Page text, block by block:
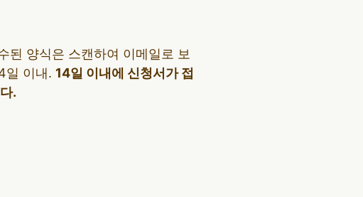
된 양식은 스캔하여 이메일로 보
일 이내. 14일 이내에 신청서가 접
.